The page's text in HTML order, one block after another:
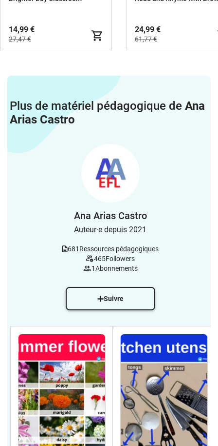
14,99 €
27,47 €
24,99 €
61,77 €
Plus de matériel pédagogique de Ana
Arias Castro
Ana Arias Castro
Auteur·e depuis 2021
681 Ressources pédagogiques
465Followers
1Abonnements
Suivre